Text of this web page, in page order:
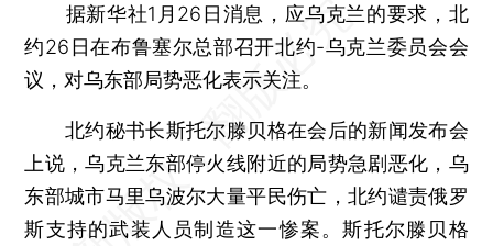
据新华社1月26日消息，应乌克兰的要求，北
约26日在布鲁塞尔总部召开北约-乌克兰委员会会
议，对乌东部局势恶化表示关注。
北约秘书长斯托尔滕贝格在会后的新闻发布会
上说，乌克兰东部停火线附近的局势急剧恶化，乌
东部城市马里乌波尔大量平民伤亡，北约谴责俄罗
斯支持的武装人员制造这一惨案。斯托尔滕贝格